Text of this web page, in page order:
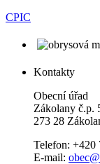
CPIC
Kontakty
Obecní úřad
Zákolany č.p.
273 28
Telefon: +420
E-mail: